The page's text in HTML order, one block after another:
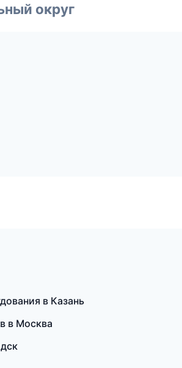
округ
в Казань
в Москва